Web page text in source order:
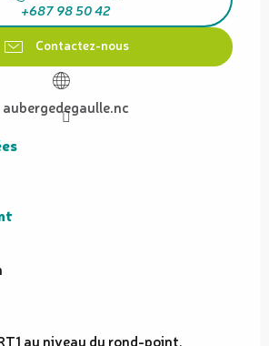
+687 98 50 42
Contactez-nous
aubergedegaulle.nc
au niveau du rond-point,